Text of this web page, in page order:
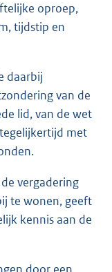
oproep,
tijdstip en
daarbij
van de
lid, van de wet
met
vergadering
te wonen, geeft
kennis aan de